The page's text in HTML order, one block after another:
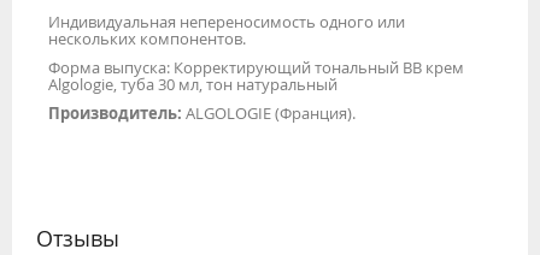
Индивидуальная непереносимость одного или
нескольких компонентов.
Форма выпуска: Корректирующий тональный ВВ крем
Algologie, туба 30 мл, тон натуральный
Производитель: ALGOLOGIE (Франция).
Отзывы